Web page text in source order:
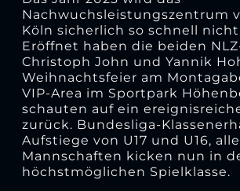
Nachwuchsleistungszentrum
Köln sicherlich so schnell
Eröffnet haben die beiden
Christoph John und Yannik
Weihnachtsfeier am
VIP-Area im Sportpark
schauten auf ein
zurück. Bundesliga-
Aufstiege von U17 und U16,
Mannschaften kicken nun in
höchstmöglichen Spielklasse.